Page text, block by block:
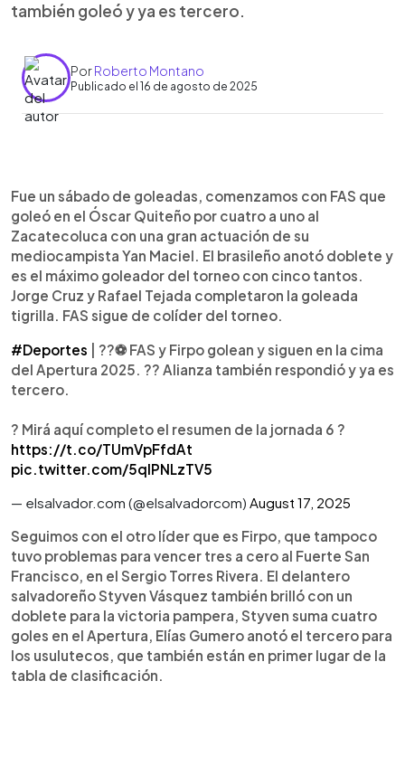
también goleó y ya es tercero.
PorRoberto Montano
Publicado el 16 de agosto de 2025
Escuchar artículo
Fue un sábado de goleadas, comenzamos con FAS que
goleó en el Óscar Quiteño por cuatro a uno al
Zacatecoluca con una gran actuación de su
mediocampista Yan Maciel. El brasileño anotó doblete y
es el máximo goleador del torneo con cinco tantos.
Jorge Cruz y Rafael Tejada completaron la goleada
tigrilla. FAS sigue de colíder del torneo.
#Deportes | ??⚽ FAS y Firpo golean y siguen en la cima
del Apertura 2025. ??️ Alianza también respondió y ya es
tercero.
? Mirá aquí completo el resumen de la jornada 6 ?
https://t.co/TUmVpFfdAt
pic.twitter.com/5qlPNLzTV5
— elsalvador.com (@elsalvadorcom) August 17, 2025
Seguimos con el otro líder que es Firpo, que tampoco
tuvo problemas para vencer tres a cero al Fuerte San
Francisco, en el Sergio Torres Rivera. El delantero
salvadoreño Styven Vásquez también brilló con un
doblete para la victoria pampera, Styven suma cuatro
goles en el Apertura, Elías Gumero anotó el tercero para
los usulutecos, que también están en primer lugar de la
tabla de clasificación.